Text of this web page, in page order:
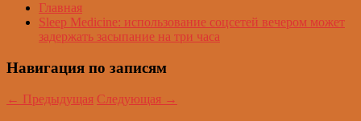
Главная
Sleep Medicine: использование соцсетей вечером может
задержать засыпание на три часа
Навигация по записям
← Предыдущая Следующая →